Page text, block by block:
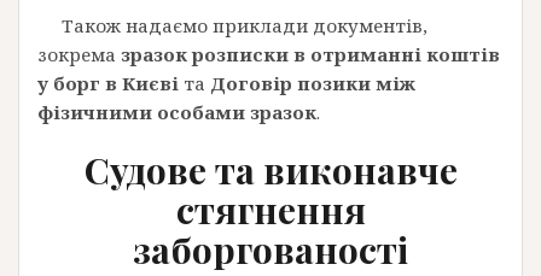
Також надаємо приклади документів,
зокрема зразок розписки в отриманні коштів
у борг в Києві та Договір позики між
фізичними особами зразок.
Судове та виконавче
стягнення
заборгованості